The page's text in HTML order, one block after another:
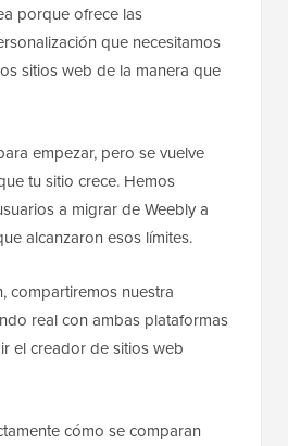
porque ofrece las
que necesitamos
sitios web de la manera que
empezar, pero se vuelve
tu sitio crece. Hemos
a migrar de Weebly a
alcanzaron esos límites.
compartiremos nuestra
real con ambas plataformas
el creador de sitios web
cómo se comparan